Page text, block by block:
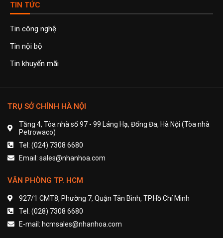
TIN TỨC
Tin công nghệ
Tin nội bộ
Tin khuyến mãi
TRỤ SỞ CHÍNH HÀ NỘI
Tầng 4, Tòa nhà số 97 - 99 Láng Hạ, Đống Đa, Hà Nội (Tòa nhà
Petrowaco)
Tel: (024) 7308 6680
Email: sales@nhanhoa.com
VĂN PHÒNG TP. HCM
927/1 CMT8, Phường 7, Quận Tân Bình, TP.Hồ Chí Minh
Tel: (028) 7308 6680
E-mail: hcmsales@nhanhoa.com